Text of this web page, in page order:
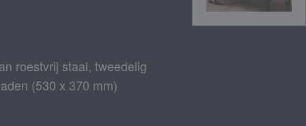
roestvrij staal, tweedelig
(530 x 370 mm)